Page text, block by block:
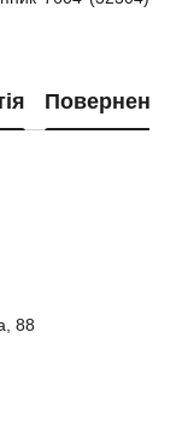
Повернення
88